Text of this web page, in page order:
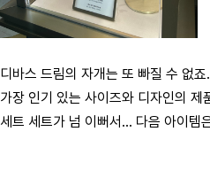
디바스 드림의 자개는 또 빠질 수 없죠.
가장 인기 있는 사이즈와 디자인의 제
세트 세트가 넘 이뻐서… 다음 아이템